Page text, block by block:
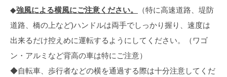
◆強風による横風にご注意ください。
（特に高速道路、堤防
道路、橋の上など)ハンドルは両手でしっかり握り、速度は
出来るだけ控えめに運転するようにしてください。（ワゴ
ン・アルミなど背高の車は特にご注意）
◆自転車、歩行者などの横を通過する際は十分注意してくだ